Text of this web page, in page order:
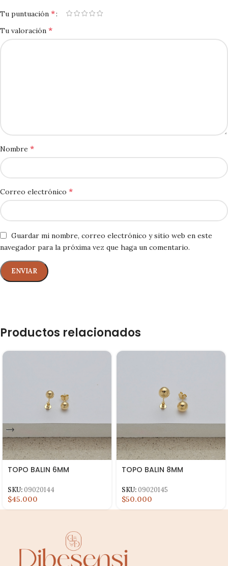
Tu puntuación *
Tu valoración *
Nombre *
Correo electrónico *
Guardar mi nombre, correo electrónico y sitio web en este
navegador para la próxima vez que haga un comentario.
Productos relacionados
TOPO BALIN 6MM
SKU:09020144
$45.000
TOPO BALIN 8MM
SKU:09020145
$50.000